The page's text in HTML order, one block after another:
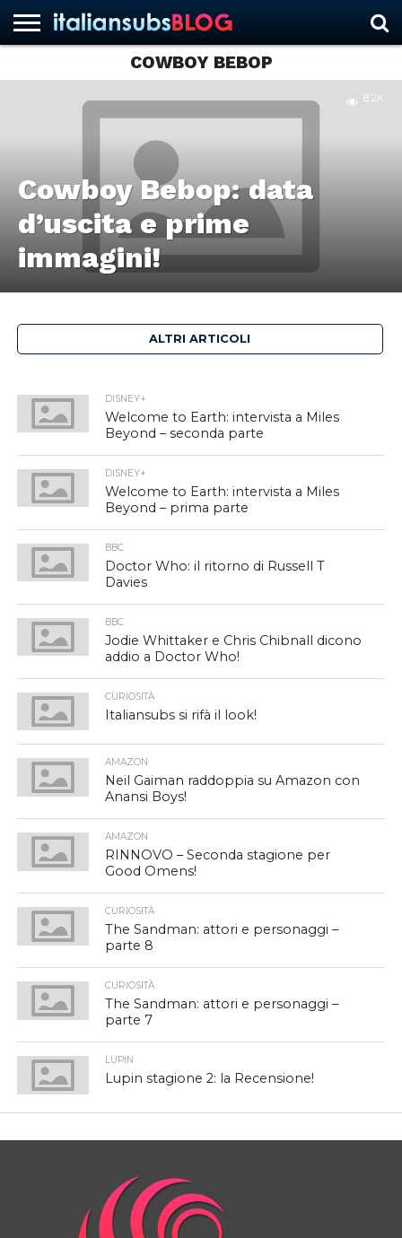
RECENSIONI
INTERVISTE
CURIOSITÀ
CONTATTACI
ITALIANSUBS
COWBOY BEBOP
Cowboy Bebop: data
d’uscita e prime
immagini!
8.2K
ALTRI ARTICOLI
DISNEY+
Welcome to Earth: intervista a Miles
Beyond – seconda parte
DISNEY+
Welcome to Earth: intervista a Miles
Beyond – prima parte
BBC
Doctor Who: il ritorno di Russell T
Davies
BBC
Jodie Whittaker e Chris Chibnall dicono
addio a Doctor Who!
CURIOSITÀ
Italiansubs si rifà il look!
AMAZON
Neil Gaiman raddoppia su Amazon con
Anansi Boys!
AMAZON
RINNOVO – Seconda stagione per
Good Omens!
CURIOSITÀ
The Sandman: attori e personaggi –
parte 8
CURIOSITÀ
The Sandman: attori e personaggi –
parte 7
LUPIN
Lupin stagione 2: la Recensione!